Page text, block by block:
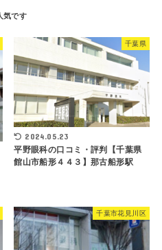
千葉県
2024.05.23
平野眼科の口コミ・評判【千葉県
館山市船形４４３】那古船形駅
千葉市花見川区